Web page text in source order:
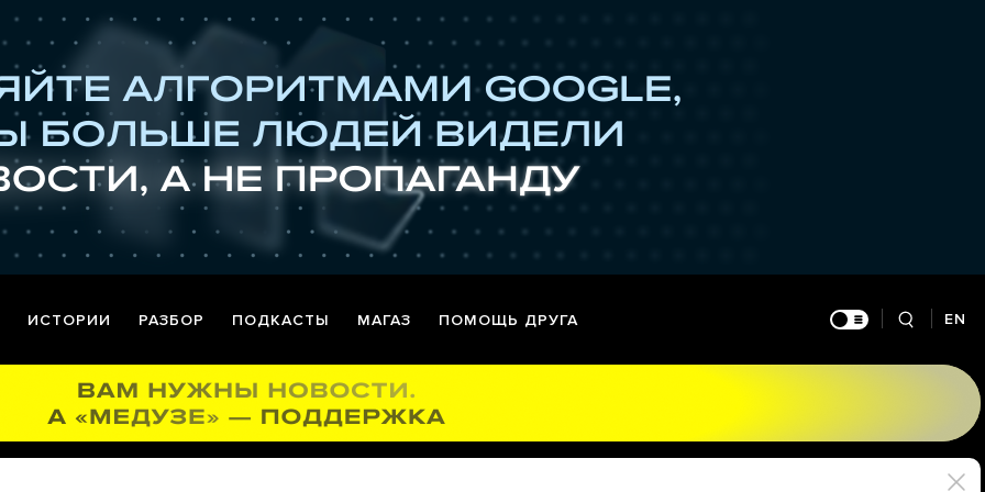
ИСТОРИИ РАЗБОР ПОДКАСТЫ МАГАЗ ПОМОЩЬ ДРУГА EN